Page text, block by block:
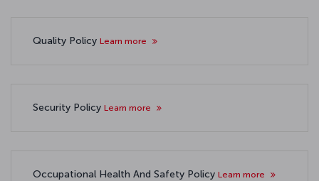
Quality Policy Learn more
Security Policy Learn more
Occupational Health And Safety Policy Learn more